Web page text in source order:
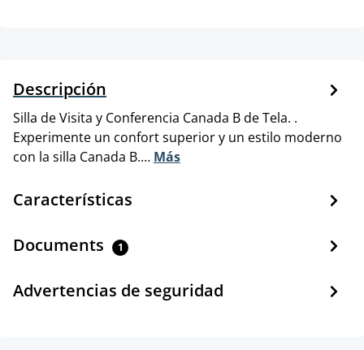
Descripción
Silla de Visita y Conferencia Canada B de Tela. .
Experimente un confort superior y un estilo moderno
con la silla Canada B.… Más
Características
Documents 1
Advertencias de seguridad